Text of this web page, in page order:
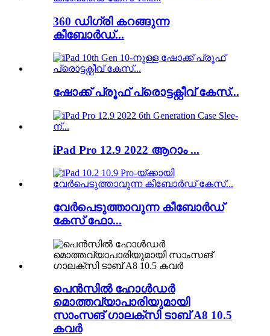
360 ഡിഗ്രി കറങ്ങുന്ന
കീബോർഡ്...
ഷോക്ക് പ്രൂഫ് പ്രൊട്ടക്റ്റീവ് കേസ്...
iPad Pro 12.9 2022 ആറാം ...
വേർപെടുത്താവുന്ന കീബോർഡ്
കേസ് ഫോ...
പെൻസിൽ ഹോൾഡർ
മൊത്തവ്യാപാരിയുമായി
സാംസങ് ഗാലക്‌സി ടാബ് A8 10.5
കവർ